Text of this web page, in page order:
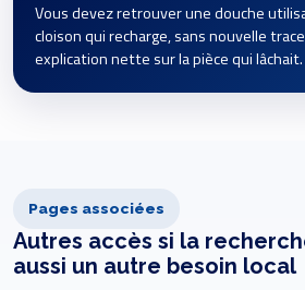
Vous devez retrouver une douche
cloison qui recharge, sans nouvelle
explication nette sur la pièce qui lâchait.
Pages associées
Autres accès si la
aussi un autre besoin local